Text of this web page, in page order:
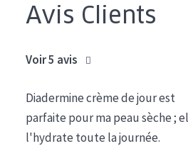
TYPE DE PRODUIT
Crème pour les Yeux
Sérum
Avis Clients
Voir 5 avis
Diadermine crème de jour est
parfaite pour ma peau sèche ;
l'hydrate toute la journée.